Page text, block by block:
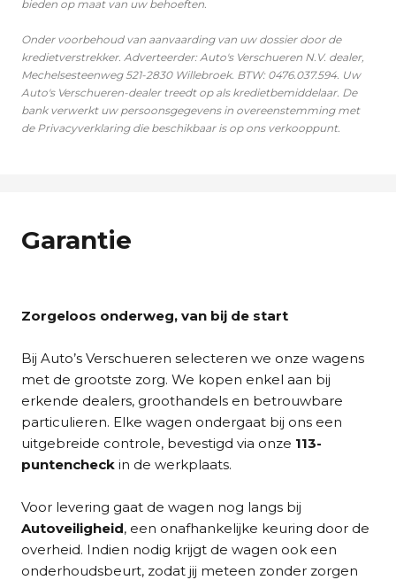
bieden op maat van uw behoeften.
Onder voorbehoud van aanvaarding van uw dossier door de
kredietverstrekker. Adverteerder: Auto's Verschueren N.V. dealer,
Mechelsesteenweg 521-2830 Willebroek. BTW: 0476.037.594. Uw
Auto's Verschueren-dealer treedt op als kredietbemiddelaar. De
bank verwerkt uw persoonsgegevens in overeenstemming met
de Privacyverklaring die beschikbaar is op ons verkooppunt.
Garantie
Zorgeloos onderweg, van bij de start
Bij Auto’s Verschueren selecteren we onze wagens
met de grootste zorg. We kopen enkel aan bij
erkende dealers, groothandels en betrouwbare
particulieren. Elke wagen ondergaat bij ons een
uitgebreide controle, bevestigd via onze 113-
puntencheck in de werkplaats.
Voor levering gaat de wagen nog langs bij
Autoveiligheid, een onafhankelijke keuring door de
overheid. Indien nodig krijgt de wagen ook een
onderhoudsbeurt, zodat jij meteen zonder zorgen